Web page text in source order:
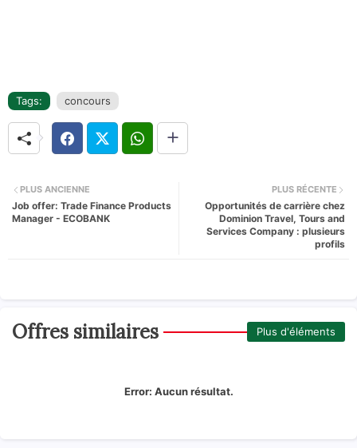
Tags: concours
PLUS RÉCENTE
Opportunités de carrière chez
Dominion Travel, Tours and
Services Company : plusieurs
profils
PLUS ANCIENNE
Job offer: Trade Finance Products
Manager - ECOBANK
Offres similaires Plus d'éléments
Error: Aucun résultat.